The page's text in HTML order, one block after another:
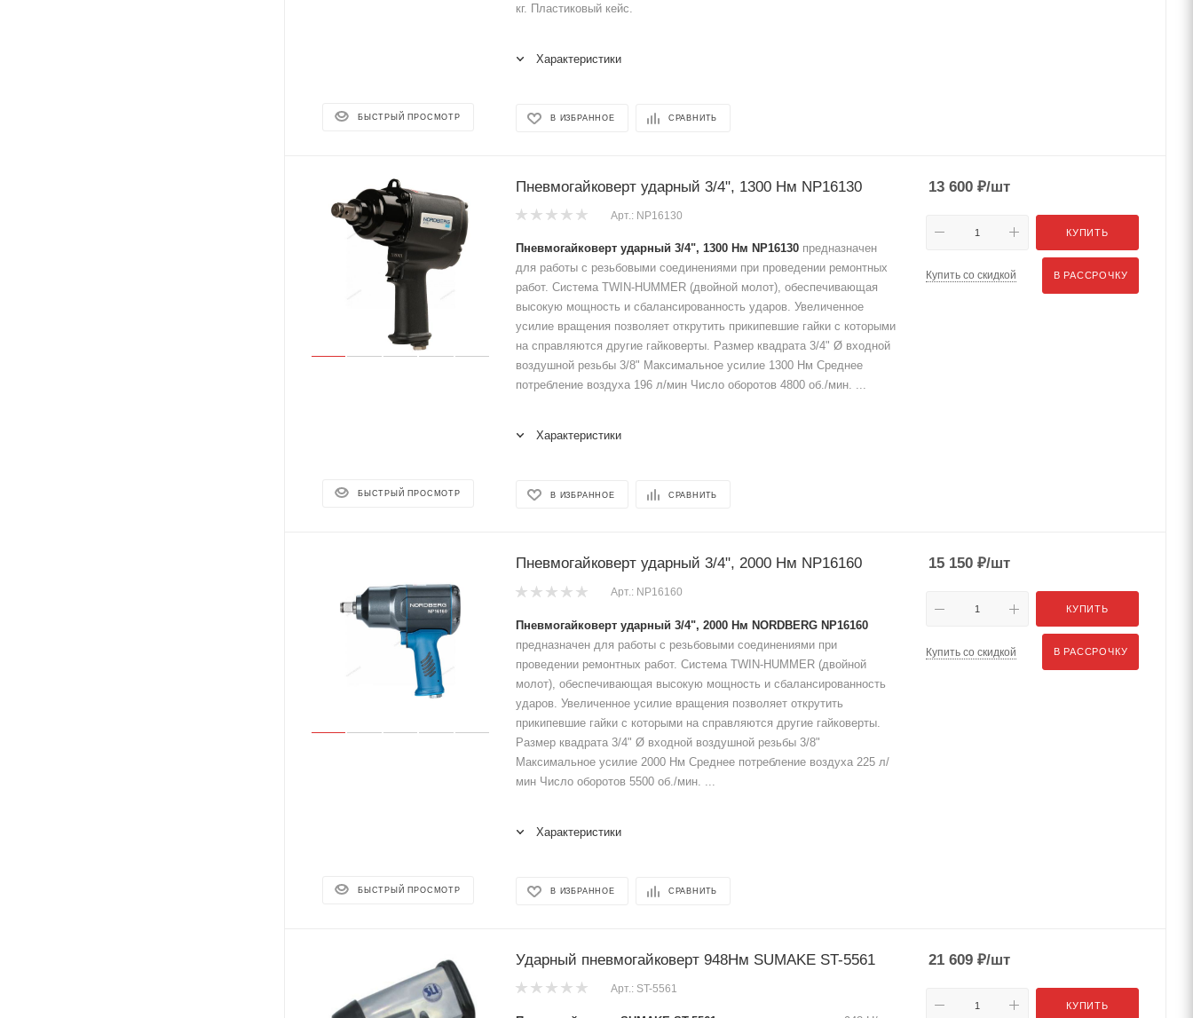
БЫСТРЫЙ ПРОСМОТР
кг. Пластиковый кейс.
Характеристики
В ИЗБРАННОЕ СРАВНИТЬ
БЫСТРЫЙ ПРОСМОТР
Пневмогайковерт ударный 3/4", 1300 Нм NP16130
Арт.: NP16130
Пневмогайковерт ударный 3/4", 1300 Нм NP16130 предназначен
для работы с резьбовыми соединениями при проведении ремонтных
работ. Система TWIN-HUMMER (двойной молот), обеспечивающая
высокую мощность и сбалансированность ударов. Увеличенное
усилие вращения позволяет открутить прикипевшие гайки с которыми
на справляются другие гайковерты. Размер квадрата 3/4" Ø входной
воздушной резьбы 3/8" Максимальное усилие 1300 Нм Среднее
потребление воздуха 196 л/мин Число оборотов 4800 об./мин. ...
Характеристики
В ИЗБРАННОЕ СРАВНИТЬ
13 600 ₽/шт
КУПИТЬ
Купить со скидкой В РАССРОЧКУ
БЫСТРЫЙ ПРОСМОТР
Пневмогайковерт ударный 3/4", 2000 Нм NP16160
Арт.: NP16160
Пневмогайковерт ударный 3/4", 2000 Нм NORDBERG NP16160
предназначен для работы с резьбовыми соединениями при
проведении ремонтных работ. Система TWIN-HUMMER (двойной
молот), обеспечивающая высокую мощность и сбалансированность
ударов. Увеличенное усилие вращения позволяет открутить
прикипевшие гайки с которыми на справляются другие гайковерты.
Размер квадрата 3/4" Ø входной воздушной резьбы 3/8"
Максимальное усилие 2000 Нм Среднее потребление воздуха 225 л/
мин Число оборотов 5500 об./мин. ...
Характеристики
В ИЗБРАННОЕ СРАВНИТЬ
15 150 ₽/шт
КУПИТЬ
Купить со скидкой В РАССРОЧКУ
Ударный пневмогайковерт 948Нм SUMAKE ST-5561
Арт.: ST-5561
21 609 ₽/шт
КУПИТЬ